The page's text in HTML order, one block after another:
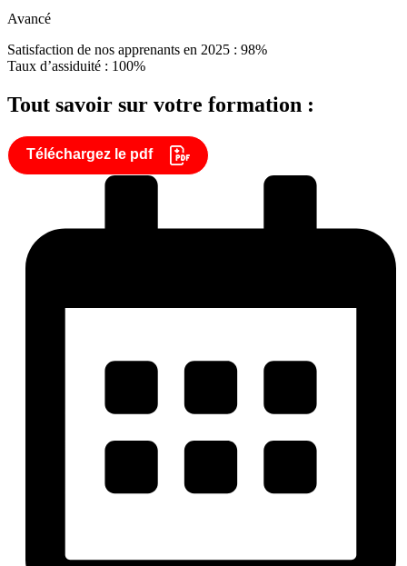
Avancé
Satisfaction de nos apprenants en 2025 : 98%
Taux d’assiduité : 100%
Tout savoir sur votre formation :
Téléchargez le pdf